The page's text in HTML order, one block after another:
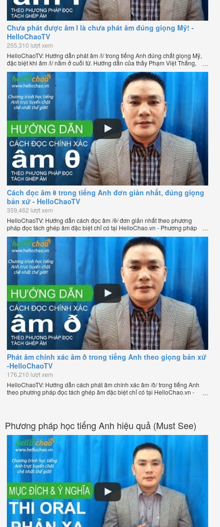
Chưa phát được âm l là chưa phát âm đúng giọng Mỹ! -
HelloChaoTV
255,310 lượt xem
HelloChaoTV: Hướng dẫn phát âm /l/ trong tiếng Anh đúng chất giọng Mỹ,
đặc biệt khi âm /l/ nằm ở cuối từ. Hướng dẫn của thầy Phạm Việt Thắng,
đồng sáng lập HelloChao.vn - Chương trình dạy tiếng Anh trực tuyến chặt
chẽ nhất thế giới.
Cách đọc âm θ trong tiếng Anh đơn giản nhất, đúng giọng
bản xứ - HelloChaoTV
359,462 lượt xem
HelloChaoTV: Hướng dẫn cách đọc âm /θ/ đơn giản nhất theo phương
pháp đọc tách ghép âm đặc biệt chỉ có tại HelloChao.vn - Phương pháp
luyện phát âm chuẩn giọng bản xứ dễ dàng và hiệu quả nhất lần đầu tiên
xuất hiện trên thế giới, của thầy Phạm Việt Thắng, đồng sáng lập trang
HelloChao.vn - Chương trình dạy tiếng Anh trực tuyến chặt chẽ nhất thế
Phát âm chính xác âm ð trong tiếng Anh theo giọng bản xứ
-HelloChaoTV
176,210 lượt xem
HelloChaoTV: Hướng dẫn cách phát âm chính xác âm /ð/ trong tiếng Anh
theo phương pháp đọc tách ghép âm đặc biệt chỉ có tại HelloChao.vn -
chẽ nhất thế giới.
Phương pháp học tiếng Anh hiệu quả (Must See)